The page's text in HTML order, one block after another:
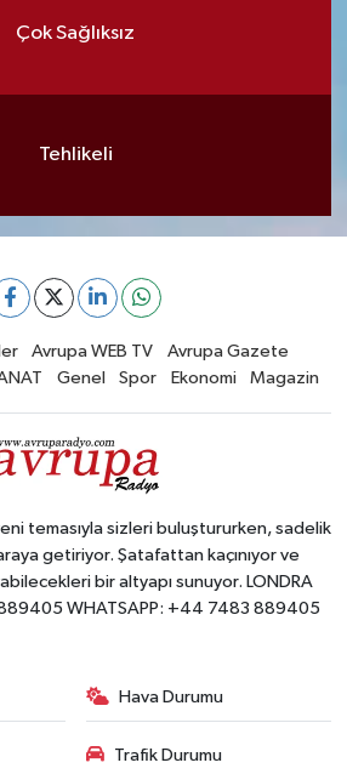
Çok Sağlıksız
Tehlikeli
Avrupa WEB TV
Avrupa Gazete
Genel Spor Ekonomi Magazin
temasıyla sizleri buluştururken, sadelik
getiriyor. Şatafattan kaçınıyor ve
bir altyapı sunuyor. LONDRA
WHATSAPP: +44 7483 889405
Hava Durumu
Trafik Durumu